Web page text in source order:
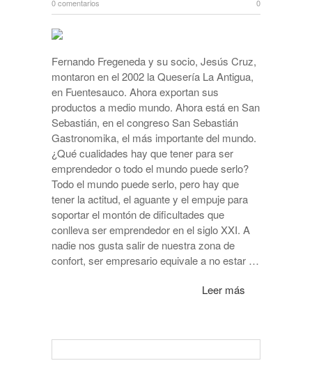
0 comentarios
0
Fernando Fregeneda y su socio, Jesús Cruz,
montaron en el 2002 la Quesería La Antigua,
en Fuentesauco. Ahora exportan sus
productos a medio mundo. Ahora está en San
Sebastián, en el congreso San Sebastián
Gastronomika, el más importante del mundo.
¿Qué cualidades hay que tener para ser
emprendedor o todo el mundo puede serlo?
Todo el mundo puede serlo, pero hay que
tener la actitud, el aguante y el empuje para
soportar el montón de dificultades que
conlleva ser emprendedor en el siglo XXI. A
nadie nos gusta salir de nuestra zona de
confort, ser empresario equivale a no estar …
Leer más